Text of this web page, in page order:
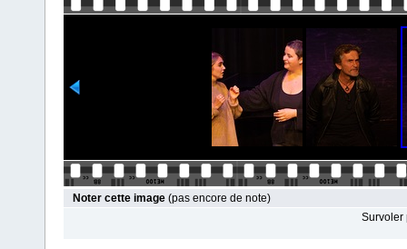
Noter cette image (pas encore de note)
Survoler